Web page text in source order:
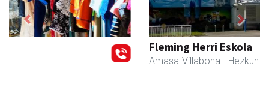
Fleming Herri Eskola
- Hezkuntza
Previous Next